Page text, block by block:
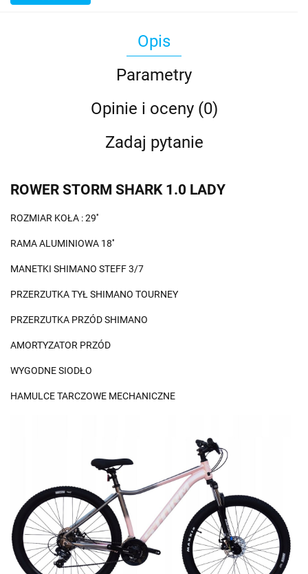
Opis
Parametry
Opinie i oceny (0)
Zadaj pytanie
ROWER STORM SHARK 1.0 LADY
ROZMIAR KOŁA : 29''
RAMA ALUMINIOWA 18''
MANETKI SHIMANO STEFF 3/7
PRZERZUTKA TYŁ SHIMANO TOURNEY
PRZERZUTKA PRZÓD SHIMANO
AMORTYZATOR PRZÓD
WYGODNE SIODŁO
HAMULCE TARCZOWE MECHANICZNE